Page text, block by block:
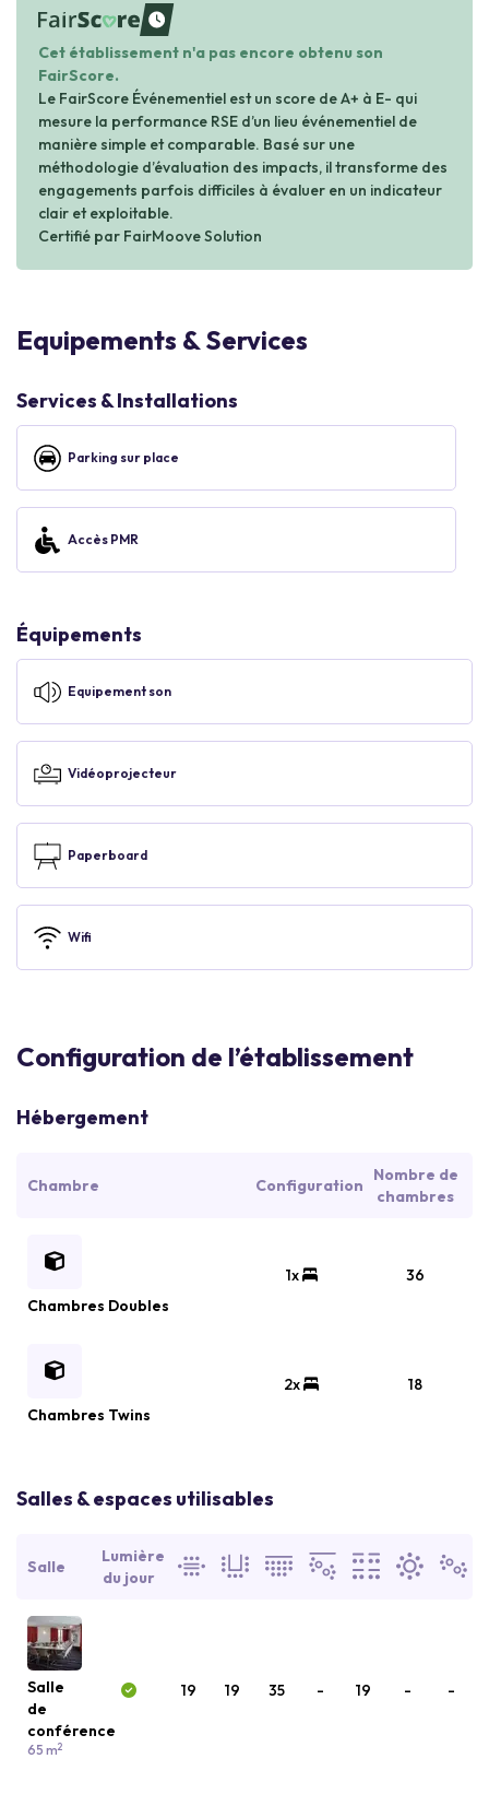
waiting
Cet établissement n'a pas encore obtenu son
FairScore.
Le FairScore Événementiel est un score de A+ à E- qui
mesure la performance RSE d’un lieu événementiel de
manière simple et comparable. Basé sur une
méthodologie d’évaluation des impacts, il transforme des
engagements parfois difficiles à évaluer en un indicateur
clair et exploitable.
Certifié par FairMoove Solution
Equipements & Services
Services & Installations
Parking sur place
Accès PMR
Équipements
Equipement son
Vidéoprojecteur
Paperboard
Wifi
Configuration de l’établissement
Hébergement
Chambre Configuration
Nombre de
chambres
Chambres Doubles
1x 36
Chambres Twins
2x 18
Salles & espaces utilisables
Salle
Lumière
du jour
Salle
de
conférence
65 m2
19 19 35 - 19 - -